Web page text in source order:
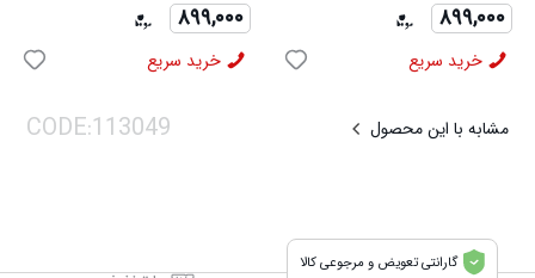
گارانتی تعویض و مرجوعی کالا
۸۹۹,۰۰۰
خرید سریع
۸۹۹,۰۰۰
خرید سریع
مشابه با این محصول